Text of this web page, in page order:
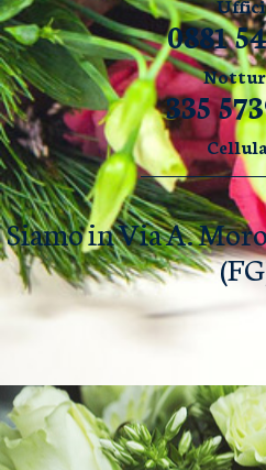
0881
335
Siamo in Via A.